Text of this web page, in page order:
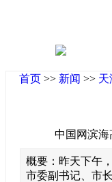
首页 >> 新闻 >> 天
中国网滨海
概要：昨天下午
市委副书记、市